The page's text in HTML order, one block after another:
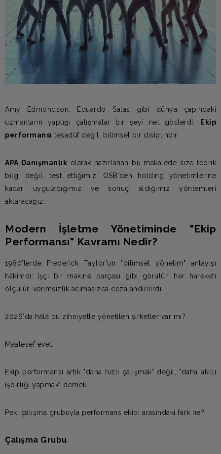
Amy Edmondson, Eduardo Salas gibi dünya çapındaki
uzmanların yaptığı çalışmalar bir şeyi net gösterdi:
Ekip
performansı tesadüf değil, bilimsel bir disiplindir.
APA Danışmanlık olarak hazırlanan bu makalede size teorik
bilgi değil, test ettiğimiz, OSB'den holding yönetimlerine
kadar uyguladığımız ve sonuç aldığımız yöntemleri
aktaracağız.
Modern İşletme Yönetiminde "Ekip
Performansı" Kavramı Nedir?
1980'lerde Frederick Taylor'un "bilimsel yönetim" anlayışı
hâkimdi: İşçi bir makine parçası gibi görülür, her hareketi
ölçülür, verimsizlik acımasızca cezalandırılırdı.
2026'da hâlâ bu zihniyetle yönetilen şirketler var mı?
Maalesef evet.
Ekip performansı artık "daha hızlı çalışmak" değil, "daha akıllı
işbirliği yapmak" demek.
Peki çalışma grubuyla performans ekibi arasındaki fark ne?
Çalışma Grubu